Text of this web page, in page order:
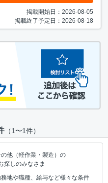
掲載開始日：2026-08-05
掲載終了予定日：2026-08-18
（1〜1件）
他（軽作業・製造）の
探しのみなさま
地や職種、給与など様々な条件